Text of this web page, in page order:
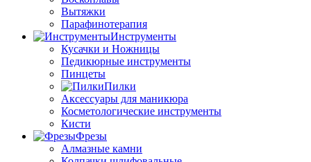
Вытяжки
Парафинотерапия
Инструменты
Кусачки и Ножницы
Педикюрные инструменты
Пинцеты
Пилки
Аксессуары для маникюра
Косметологические инструменты
Кисти
Фрезы
Алмазные камни